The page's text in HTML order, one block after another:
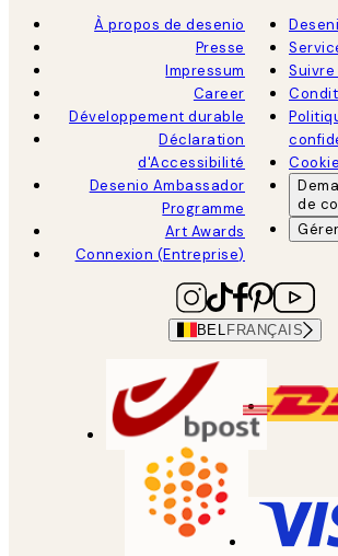
À propos de desenio
Presse
Impressum
Career
Développement durable
Déclaration
d'Accessibilité
Desenio Ambassador
Programme
Art Awards
Connexion (Entreprise)
de
BEL FRANÇAIS